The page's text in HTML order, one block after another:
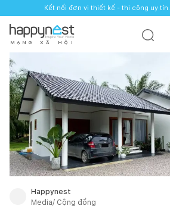
Kết nối đơn vị thiết kế - thi công uy tín.
M Ạ N G X Ã H Ộ I
Happynest
Media/ Cộng đồng